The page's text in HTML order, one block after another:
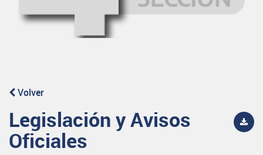
Volver
Legislación y Avisos
Oficiales